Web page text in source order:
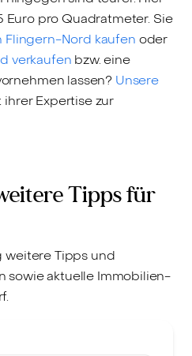
Euro pro Quadratmeter. Sie
Flingern-Nord kaufen oder
verkaufen bzw. eine
lassen? Unsere
Expertise zur
Tipps für
weitere Tipps und
sowie aktuelle Immobilien-